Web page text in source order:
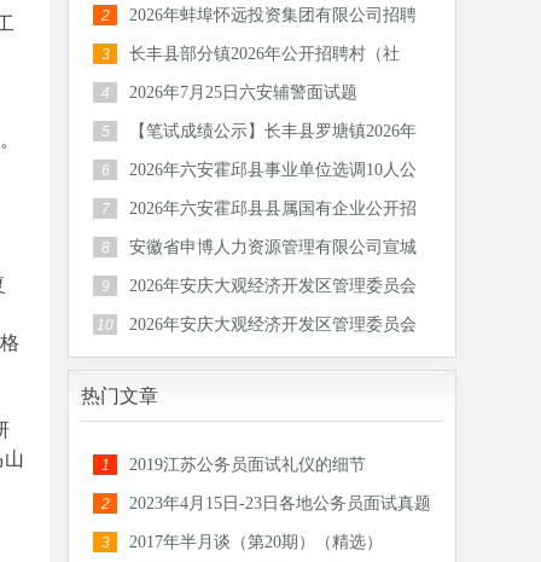
山
员公告
2
2026年蚌埠怀远投资集团有限公司招聘
30人公
3
长丰县部分镇2026年公开招聘村（社
区）后备
4 2026年7月25日六安辅警面试题
5
【笔试成绩公示】长丰县罗塘镇2026年
公开招
6
2026年六安霍邱县事业单位选调10人公
告
7
2026年六安霍邱县县属国有企业公开招
聘工作
8
安徽省申博人力资源管理有限公司宣城
分公司
9
2026年安庆大观经济开发区管理委员会
公开招
10
2026年安庆大观经济开发区管理委员会
公开招
热门文章
1 2019江苏公务员面试礼仪的细节
2
2023年4月15日-23日各地公务员面试真题
汇总
3 2017年半月谈（第20期）（精选）